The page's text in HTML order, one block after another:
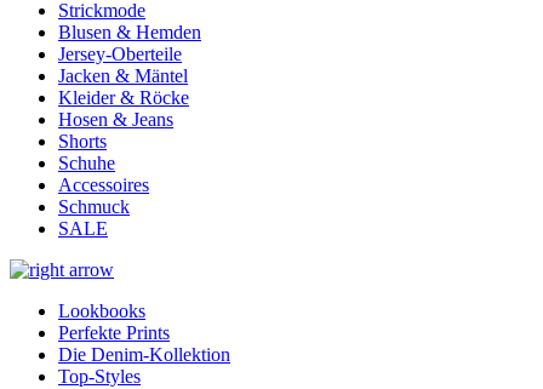
Strickmode
Blusen & Hemden
Jersey-Oberteile
Jacken & Mäntel
Kleider & Röcke
Hosen & Jeans
Shorts
Schuhe
Accessoires
Schmuck
SALE
Lookbooks
Perfekte Prints
Die Denim-Kollektion
Top-Styles